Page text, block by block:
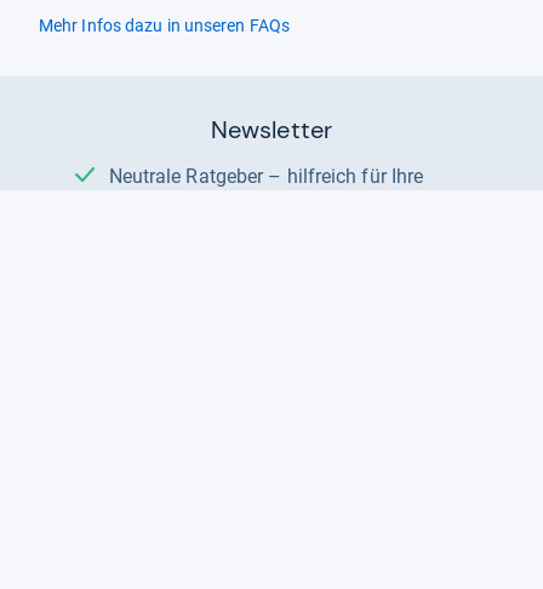
Mehr Infos dazu in unseren FAQs
Newsletter
Neutrale Ratgeber – hilfreich für Ihre